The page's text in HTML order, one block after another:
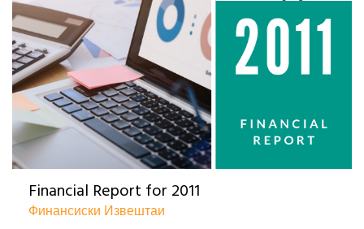
Financial Report for 2011
Финансиски Извештаи